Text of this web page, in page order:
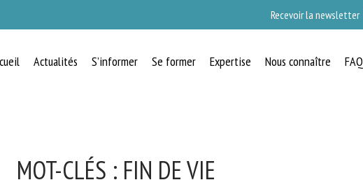
Recevoir la newsletter
Actualités S’informer Se former Expertise Nous connaître FAQ
MOT-CLÉS : FIN DE VIE
BIEN-ÊTRE ANIMAL